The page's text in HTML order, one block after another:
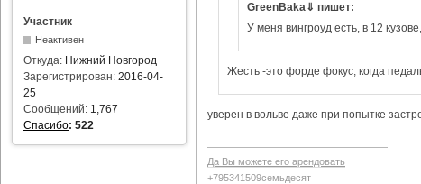
Участник
Неактивен
Откуда: Нижний Новгород
Зарегистрирован: 2016-04-
25
Сообщений: 1,767
Спасибо: 522
GreenBaka⇓ пишет:
У меня вингроуд есть, в 12
Жесть -это форде фокус, когда
уверен в вольве даже при попытке
Да Вы можете его арендовать
+795341509семьдесят